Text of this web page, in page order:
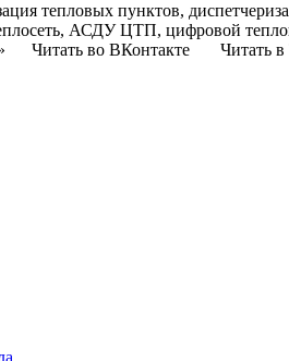
тепловых пунктов,
АСДУ ЦТП, цифровой
Читать во ВКонтакте Читать в